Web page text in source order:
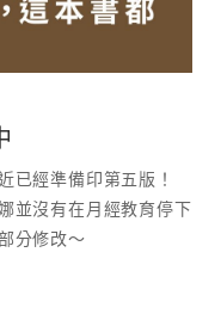
經準備印第五版！
並沒有在月經教育停下
分修改～